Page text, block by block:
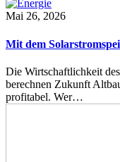
Mai 26, 2026
Mit dem
Die Wirtschaftlichkeit
berechnen Zukunft
profitabel. Wer…